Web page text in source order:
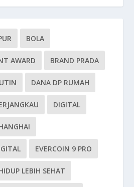
BOLA
AWARD BRAND PRADA
DANA DP RUMAH
DIGITAL
EVERCOIN 9 PRO
LEBIH SEHAT